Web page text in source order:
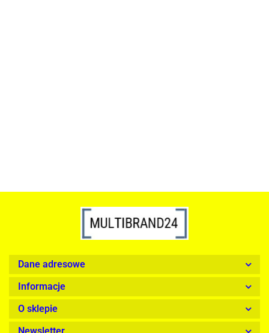
Dane adresowe
Informacje
O sklepie